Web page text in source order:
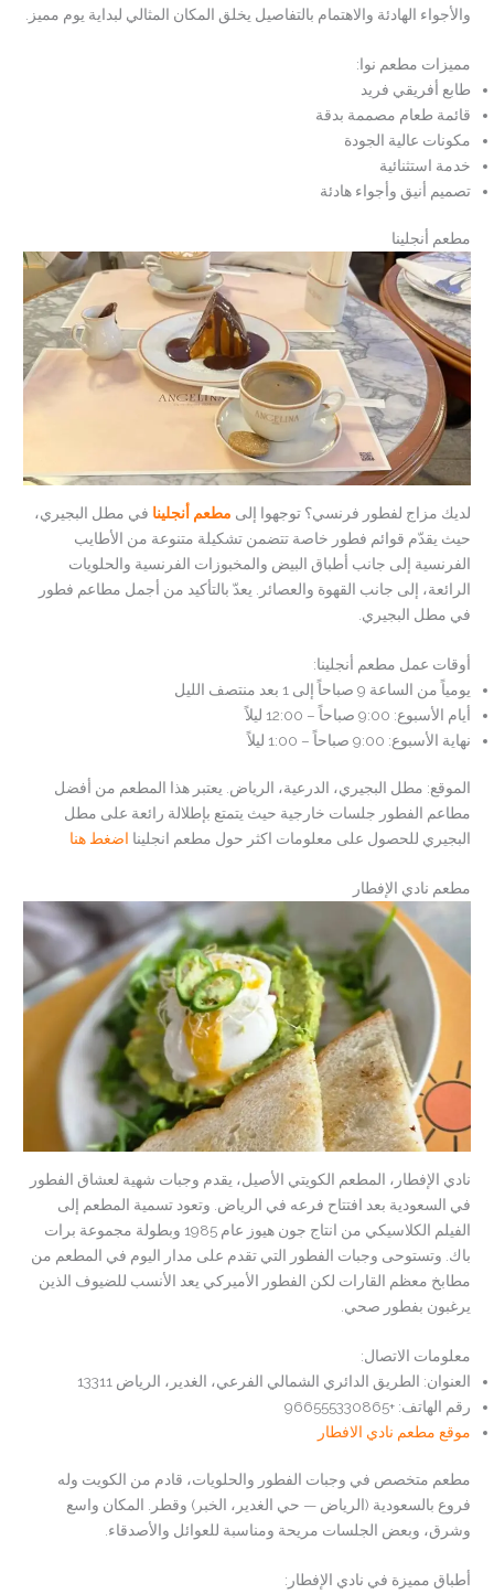
والأجواء الهادئة والاهتمام بالتفاصيل يخلق المكان المثالي لبداية يوم مميز.
مميزات مطعم نوا:
طابع أفريقي فريد
قائمة طعام مصممة بدقة
مكونات عالية الجودة
خدمة استثنائية
تصميم أنيق وأجواء هادئة
مطعم أنجلينا
لديك مزاج لفطور فرنسي؟ توجهوا إلى مطعم أنجلينا في مطل البجيري،
حيث يقدّم قوائم فطور خاصة تتضمن تشكيلة متنوعة من الأطايب
الفرنسية إلى جانب أطباق البيض والمخبوزات الفرنسية والحلويات
الرائعة، إلى جانب القهوة والعصائر. يعدّ بالتأكيد من أجمل مطاعم فطور
في مطل البجيري.
أوقات عمل مطعم أنجلينا:
يومياً من الساعة 9 صباحاً إلى 1 بعد منتصف الليل
أيام الأسبوع: 9:00 صباحاً – 12:00 ليلاً
نهاية الأسبوع: 9:00 صباحاً – 1:00 ليلاً
الموقع: مطل البجيري، الدرعية، الرياض. يعتبر هذا المطعم من أفضل
مطاعم الفطور جلسات خارجية حيث يتمتع بإطلالة رائعة على مطل
البجيري للحصول على معلومات اكثر حول مطعم انجلينا اضغط هنا
مطعم نادي الإفطار
نادي الإفطار، المطعم الكويتي الأصيل، يقدم وجبات شهية لعشاق الفطور
في السعودية بعد افتتاح فرعه في الرياض. وتعود تسمية المطعم إلى
الفيلم الكلاسيكي من انتاج جون هيوز عام 1985 وبطولة مجموعة برات
باك. وتستوحى وجبات الفطور التي تقدم على مدار اليوم في المطعم من
مطابخ معظم القارات لكن الفطور الأميركي يعد الأنسب للضيوف الذين
يرغبون بفطور صحي.
معلومات الاتصال:
العنوان: الطريق الدائري الشمالي الفرعي، الغدير، الرياض 13311
رقم الهاتف: +966555330865
موقع مطعم نادي الافطار
مطعم متخصص في وجبات الفطور والحلويات، قادم من الكويت وله
فروع بالسعودية (الرياض — حي الغدير، الخبر) وقطر. المكان واسع
وشرق، وبعض الجلسات مريحة ومناسبة للعوائل والأصدقاء.
أطباق مميزة في نادي الإفطار: